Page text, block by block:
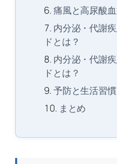
痛風と高尿酸
内分泌・代謝
ドとは？
内分泌・代謝
ドとは？
予防と生活習
まとめ